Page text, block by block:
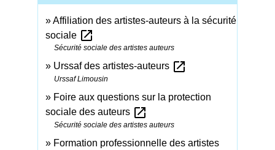
Affiliation des artistes-auteurs à la sécurité
sociale open_in_new
Sécurité sociale des artistes auteurs
Urssaf des artistes-auteurs open_in_new
Urssaf Limousin
Foire aux questions sur la protection
sociale des auteurs open_in_new
Sécurité sociale des artistes auteurs
Formation professionnelle des artistes